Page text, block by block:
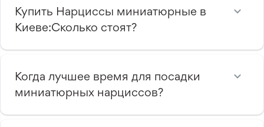
Купить Нарциссы миниатюрные в
Киеве:Сколько стоят?
Когда лучшее время для посадки
миниатюрных нарциссов?